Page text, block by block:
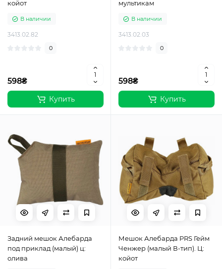
койот
В наличии
3413.02.82
0
598₴
Купить
мультикам
В наличии
3413.02.03
0
598₴
Купить
Задний мешок Алебарда
под приклад (малый) ц:
олива
Мешок Алебарда PRS Гейм
Ченжер (малый В-тип). Ц:
койот